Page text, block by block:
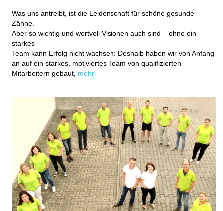
Was uns antreibt, ist die Leidenschaft für schöne gesunde
Zähne.
Aber so wichtig und wertvoll Visionen auch sind – ohne ein
starkes
Team kann Erfolg nicht wachsen: Deshalb haben wir von Anfang
an auf ein starkes, motiviertes Team von qualifizierten
Mitarbeitern gebaut, mehr